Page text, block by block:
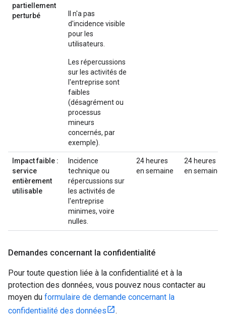
partiellement
perturbé
Il n'a pas
d'incidence visible
pour les
utilisateurs.
Les répercussions
sur les activités de
l'entreprise sont
faibles
(désagrément ou
processus
mineurs
concernés, par
exemple).
Impact faible :
service
entièrement
utilisable
Incidence
technique ou
répercussions sur
les activités de
l'entreprise
minimes, voire
nulles.
24 heures
en semaine
24 heures
en semaine
Demandes concernant la confidentialité
Pour toute question liée à la confidentialité et à la
protection des données, vous pouvez nous contacter au
moyen du formulaire de demande concernant la
confidentialité des données
.